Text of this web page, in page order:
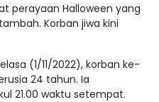
perayaan Halloween yang
Korban jiwa kini
(1/11/2022), korban ke-
24 tahun. Ia
21.00 waktu setempat.